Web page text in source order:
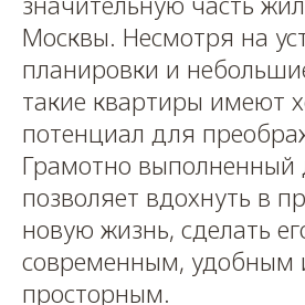
Москвы. Несмотря на
планировки и
такие квартиры имеют
потенциал для
Грамотно выполненный
позволяет вдохнуть в
новую жизнь, сделать
современным, удобным
просторным.